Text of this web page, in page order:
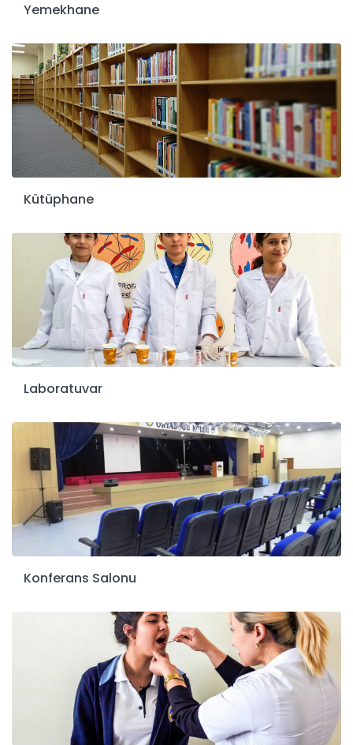
Yemekhane
Kütüphane
Laboratuvar
Konferans Salonu